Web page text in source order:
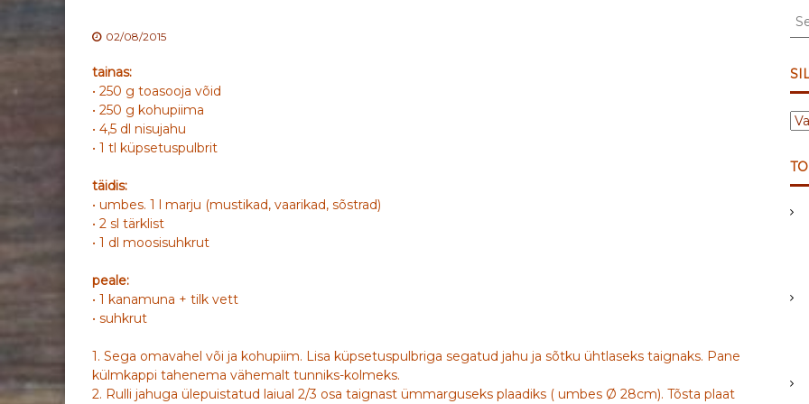
02/08/2015
tainas:
• 250 g toasooja võid
• 250 g kohupiima
• 4,5 dl nisujahu
• 1 tl küpsetuspulbrit
täidis:
• umbes. 1 l marju (mustikad, vaarikad, sõstrad)
• 2 sl tärklist
• 1 dl moosisuhkrut
peale:
• 1 kanamuna + tilk vett
• suhkrut
1. Sega omavahel või ja kohupiim. Lisa küpsetuspulbriga segatud jahu ja sõtku ühtlaseks taignaks. Pane
külmkappi tahenema vähemalt tunniks-kolmeks.
2. Rulli jahuga ülepuistatud laiual 2/3 osa taignast ümmarguseks plaadiks ( umbes Ø 28cm). Tõsta plaat
S
r
c
h
f
r
:
S
L
D
D